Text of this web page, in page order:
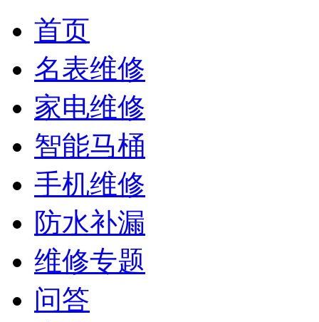
首页
名表维修
家电维修
智能马桶
手机维修
防水补漏
维修专题
问答